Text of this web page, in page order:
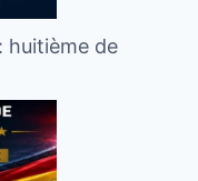
huitième de